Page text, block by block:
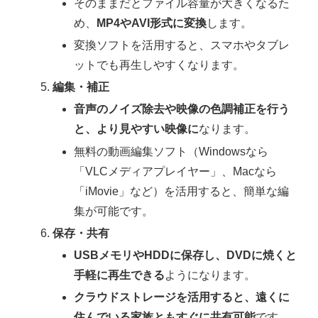
そのままだとファイル容量が大きくなるた
め、
MP4やAVI形式に変換します。
変換ソフトを活用すると、スマホやタブレ
ットでも再生しやすくなります。
編集・補正
音声のノイズ除去や映像の色調補正を行う
と、より見やすい映像になります。
無料の動画編集ソフト（Windowsなら
「VLCメディアプレイヤー」、Macなら
「iMovie」など）を活用すると、簡単な編
集が可能です。
保存・共有
USBメモリやHDDに保存し、DVDに焼くと
手軽に再生できるようになります。
クラウドストレージを活用すると、遠くに